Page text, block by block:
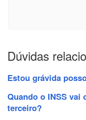
Dúvidas
Estou grávida
Quando o INSS vai
terceiro?